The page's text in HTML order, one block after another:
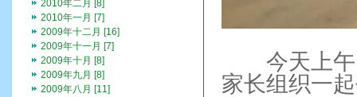
今天上午
家长组织一
2010年二月 [8]
2010年一月 [7]
2009年十二月 [16]
2009年十一月 [7]
2009年十月 [8]
2009年九月 [8]
2009年八月 [11]